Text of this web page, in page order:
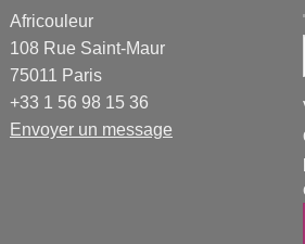
Africouleur
108 Rue Saint-Maur
75011 Paris
+33 1 56 98 15 36
Envoyer un message